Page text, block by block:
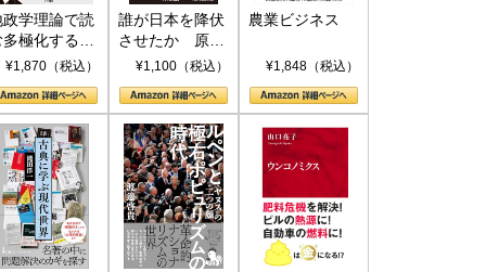
政学理論で読
多極化する世
トランプと
¥1,870（税込）
誰が日本を降伏
させたか 原爆
投下、ソ連参
(PHP新書)
¥1,100（税込）
農業ビジネス
¥1,848（税込）